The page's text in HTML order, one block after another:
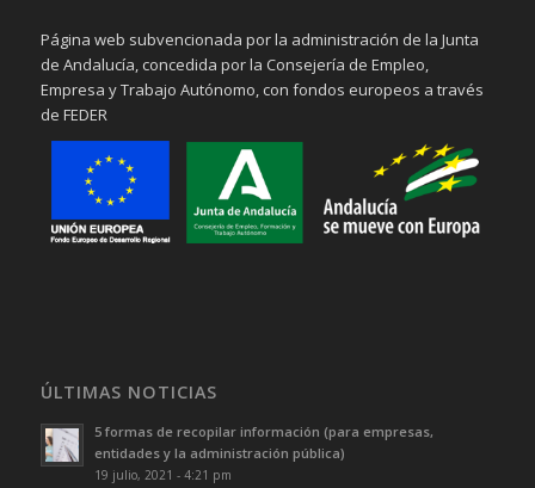
Página web subvencionada por la administración de la Junta
de Andalucía, concedida por la Consejería de Empleo,
Empresa y Trabajo Autónomo, con fondos europeos a través
de FEDER
ÚLTIMAS NOTICIAS
5 formas de recopilar información (para empresas,
entidades y la administración pública)
19 julio, 2021 - 4:21 pm